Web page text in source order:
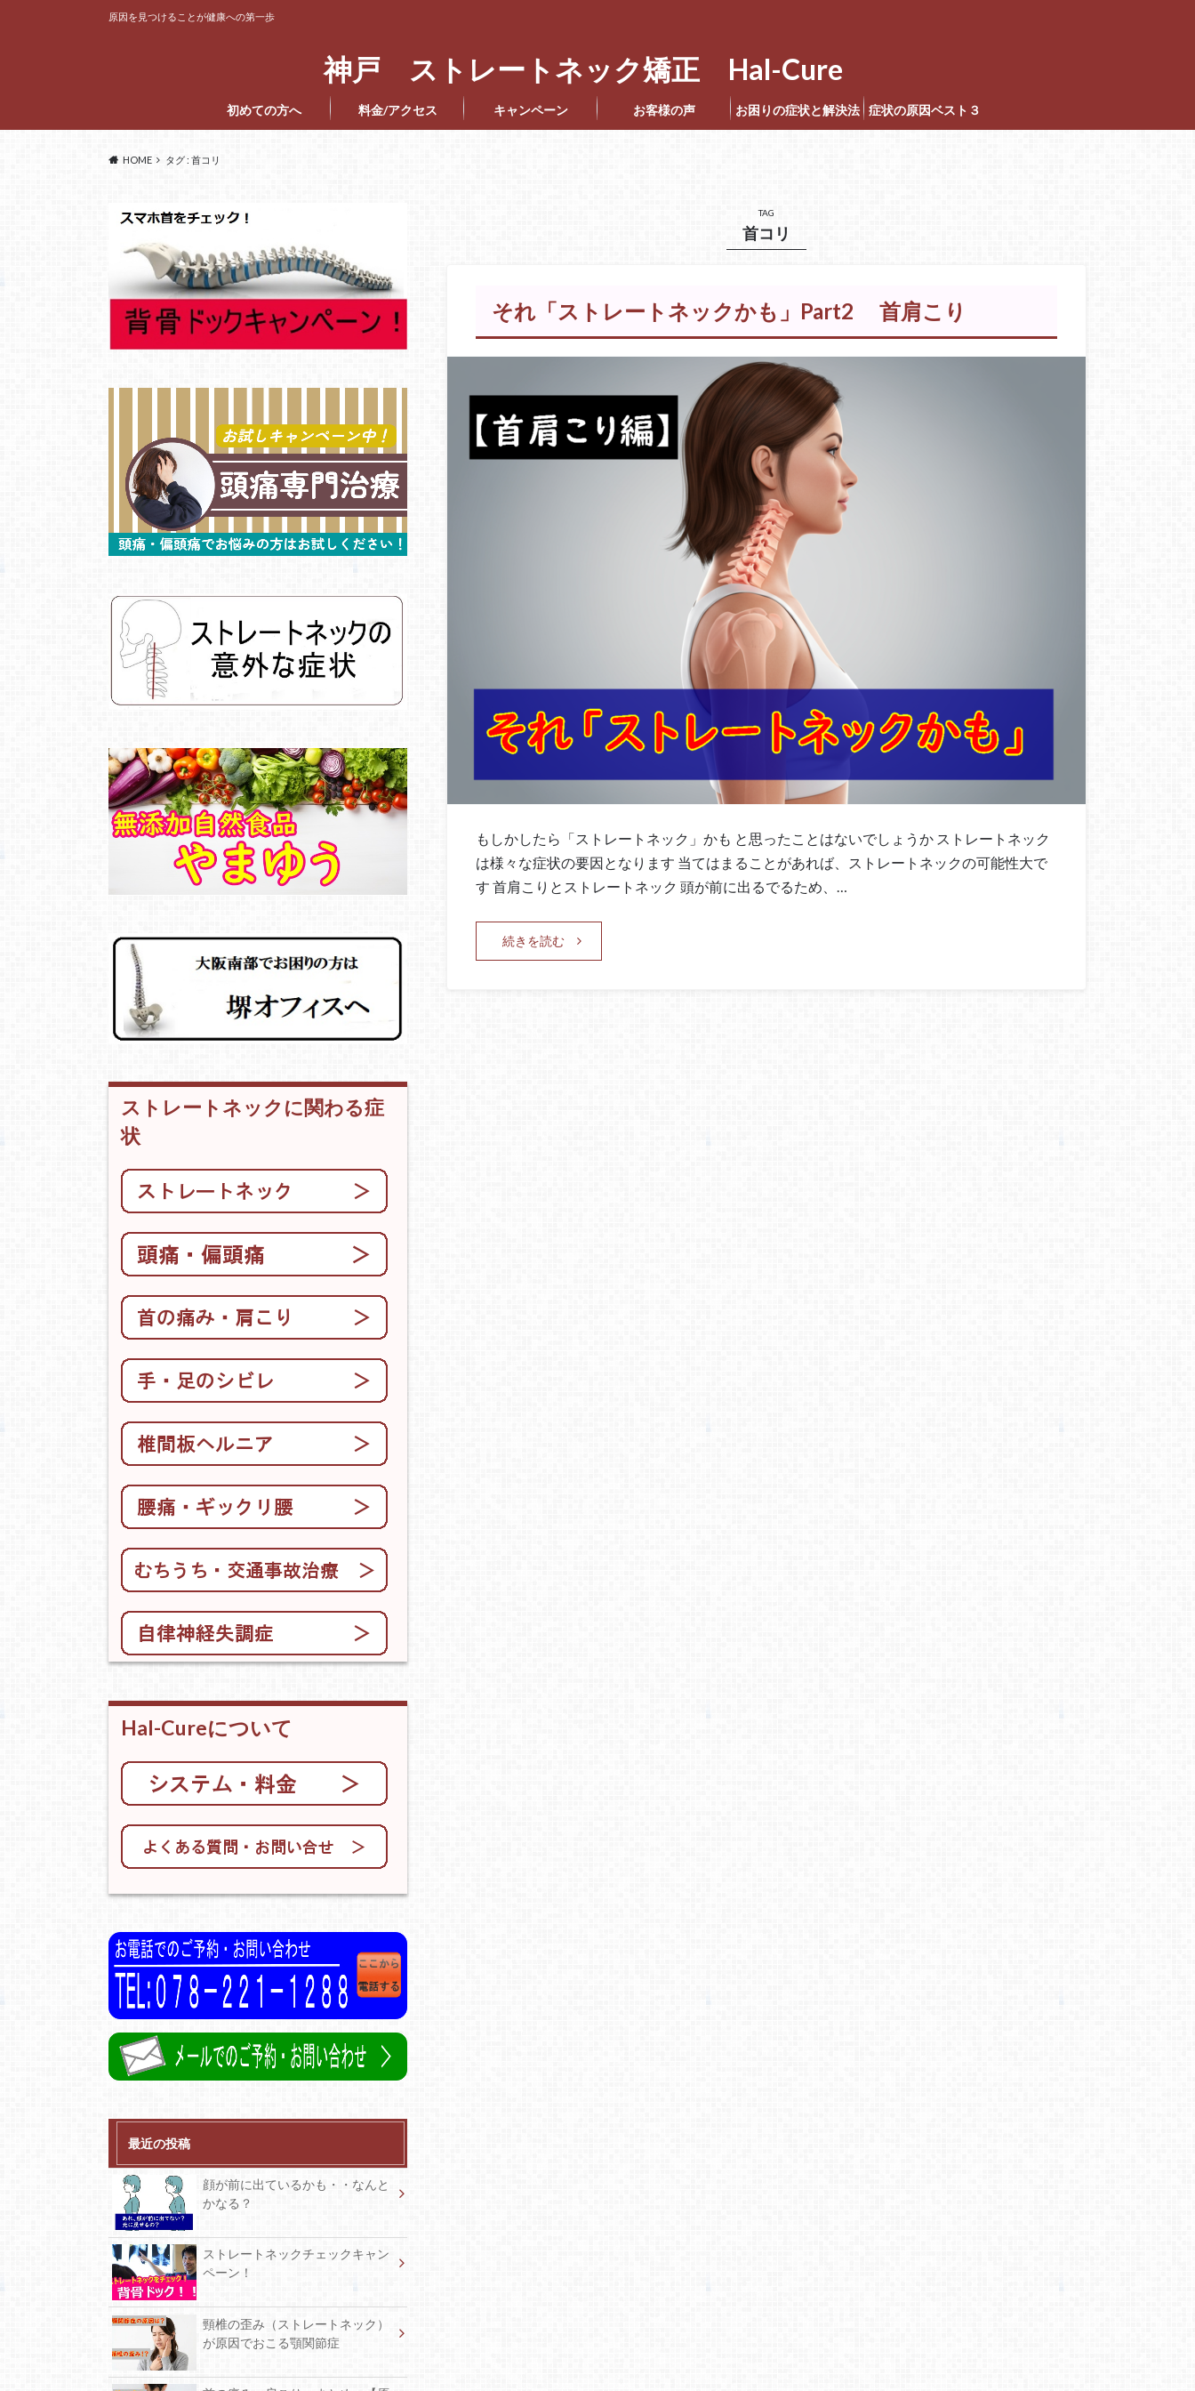
神戸 ストレートネック矯正 Hal-Cure
原因を見つけることが健康への第一歩
初めての方へ 料金/アクセス キャンペーン お客様の声 お困りの症状と解決法 症状の原因ベスト３
HOME タグ : 首コリ
TAG
首コリ
それ「ストレートネックかも」Part2 首肩こり
もしかしたら「ストレートネック」かも と思ったことはないでしょうか ストレートネック
は様々な症状の要因となります 当てはまることがあれば、ストレートネックの可能性大で
す 首肩こりとストレートネック 頭が前に出るでるため、…
続きを読む
ストレートネックに関わる症
状
Hal-Cureについて
最近の投稿
顔が前に出ているかも・・なんと
かなる？
ストレートネックチェックキャン
ペーン！
頸椎の歪み（ストレートネック）
が原因でおこる顎関節症